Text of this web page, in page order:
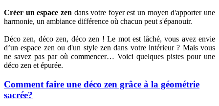
Créer un espace zendans votre foyer est un moyen d'apporter une
harmonie, un ambiance différence où chacun peut s'épanouir.
Déco zen, déco zen, déco zen ! Le mot est lâché, vous avez envie
d’un espace zen ou d'un style zen dans votre intérieur ? Mais vous
ne savez pas par où commencer… Voici quelques pistes pour une
déco zen et épurée.
Comment faire une déco zen grâce à la géométrie
sacrée?